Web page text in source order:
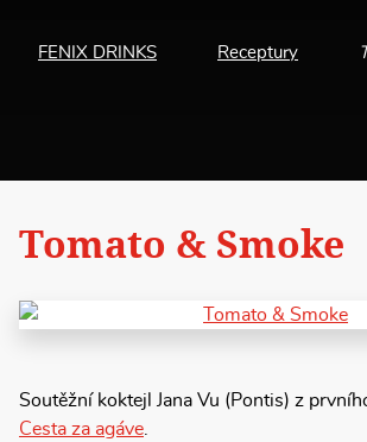
FENIX DRINKS Receptury
Tomato & Smoke
Soutěžní koktejl Jana Vu (Pontis) z
Cesta za agáve